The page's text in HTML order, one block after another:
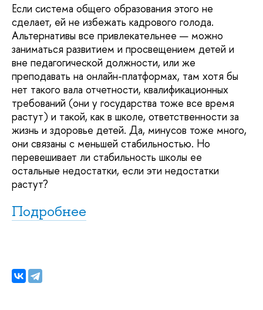
Если система общего образования этого не
сделает, ей не избежать кадрового голода.
Альтернативы все привлекательнее — можно
заниматься развитием и просвещением детей и
вне педагогической должности, или же
преподавать на онлайн-платформах, там хотя бы
нет такого вала отчетности, квалификационных
требований (они у государства тоже все время
растут) и такой, как в школе, ответственности за
жизнь и здоровье детей. Да, минусов тоже много,
они связаны с меньшей стабильностью. Но
перевешивает ли стабильность школы ее
остальные недостатки, если эти недостатки
растут?
Подробнее